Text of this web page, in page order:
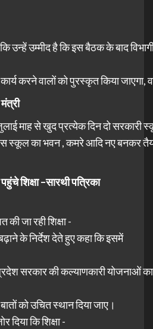
उन्हें उम्मीद है कि इस बैठक के बाद
करने वालों को पुरस्कृत किया जाएगा,
माह से खुद प्रत्येक दिन दो सरकारी
स्कूल का भवन , कमरे आदि नए बनकर
पहुंचेशिक्षा–सारथीपत्रिका
की जा रही शिक्षा -
के निर्देश देते हुए कहा कि इसमें
सरकार की कल्याणकारी योजनाओं का
को उचित स्थान दिया जाए।
दिया कि शिक्षा -